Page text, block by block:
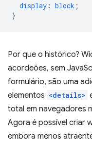
display : block ;
}
Por que o histórico?
acordeões, sem
formulário, são uma
elementos <details>
total em navegadores
Agora é possível criar
embora menos